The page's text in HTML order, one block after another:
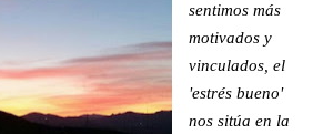
sentimos más
motivados y
vinculados, el
'estrés bueno'
nos sitúa en la